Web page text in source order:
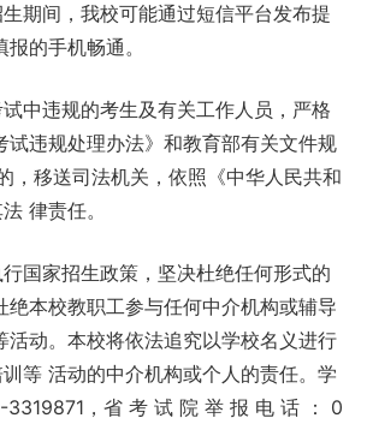
生期间，我校可能通过短信平台发布提
的手机畅通。
试中违规的考生及有关工作人员，严格
试违规处理办法》和教育部有关文件规
，移送司法机关，依照《中华人民共和
律责任。
行国家招生政策，坚决杜绝任何形式的
绝本校教职工参与任何中介机构或辅导
活动。本校将依法追究以学校名义进行
等 活动的中介机构或个人的责任。学
，省 考 试 院 举 报 电 话 ： 0